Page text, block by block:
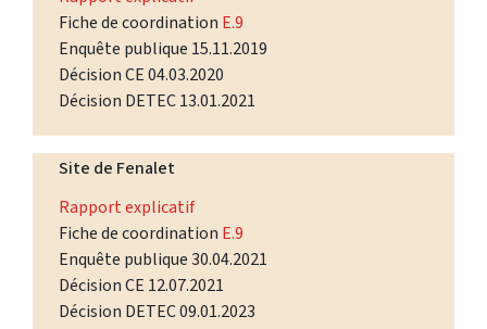
Fiche de coordination E.9
Enquête publique 15.11.2019
Décision CE 04.03.2020
Décision DETEC 13.01.2021
Site de Fenalet
Rapport explicatif
Fiche de coordination E.9
Enquête publique 30.04.2021
Décision CE 12.07.2021
Décision DETEC 09.01.2023